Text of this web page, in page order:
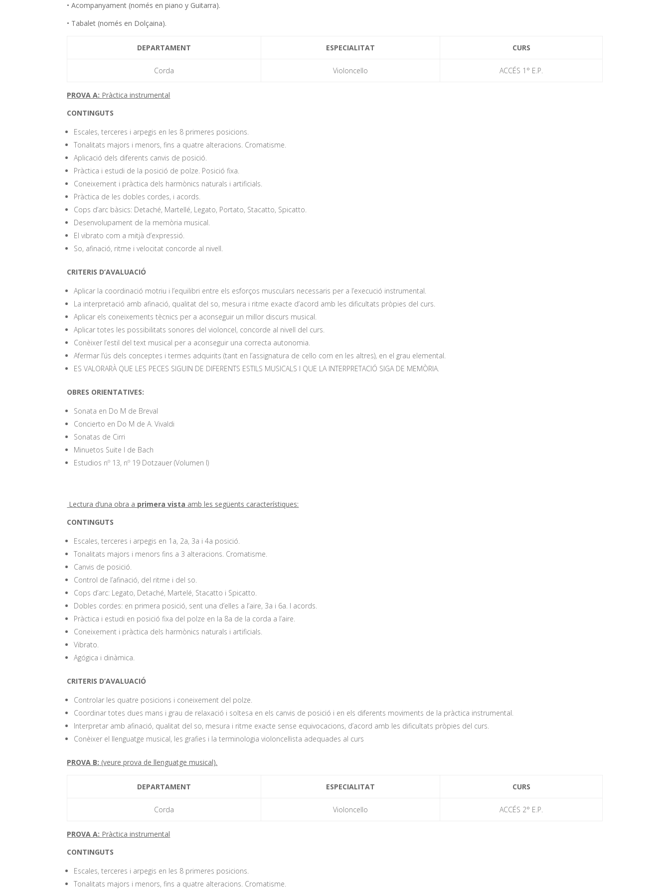
• Acompanyament (només en piano y Guitarra).
• Tabalet (només en Dolçaina).
DEPARTAMENT ESPECIALITAT CURS
Corda Violoncello ACCÉS 1° E.P.
PROVA A: Pràctica instrumental
CONTINGUTS
Escales, terceres i arpegis en les 8 primeres posicions.
Tonalitats majors i menors, fins a quatre alteracions. Cromatisme.
Aplicació dels diferents canvis de posició.
Pràctica i estudi de la posició de polze. Posició fixa.
Coneixement i pràctica dels harmònics naturals i artificials.
Pràctica de les dobles cordes, i acords.
Cops d’arc bàsics: Detaché, Martellé, Legato, Portato, Stacatto, Spicatto.
Desenvolupament de la memòria musical.
El vibrato com a mitjà d’expressió.
So, afinació, ritme i velocitat concorde al nivell.
CRITERIS D’AVALUACIÓ
Aplicar la coordinació motriu i l’equilibri entre els esforços musculars necessaris per a l’execució instrumental.
La interpretació amb afinació, qualitat del so, mesura i ritme exacte d’acord amb les dificultats pròpies del curs.
Aplicar els coneixements tècnics per a aconseguir un millor discurs musical.
Aplicar totes les possibilitats sonores del violoncel, concorde al nivell del curs.
Conèixer l’estil del text musical per a aconseguir una correcta autonomia.
Afermar l’ús dels conceptes i termes adquirits (tant en l’assignatura de cello com en les altres), en el grau elemental.
ES VALORARÀ QUE LES PECES SIGUIN DE DIFERENTS ESTILS MUSICALS I QUE LA INTERPRETACIÓ SIGA DE MEMÒRIA.
OBRES ORIENTATIVES:
Sonata en Do M de Breval
Concierto en Do M de A. Vivaldi
Sonatas de Cirri
Minuetos Suite I de Bach
Estudios nº 13, nº 19 Dotzauer (Volumen I)
Lectura d’una obra a primera vista amb les següents característiques:
CONTINGUTS
Escales, terceres i arpegis en 1a, 2a, 3a i 4a posició.
Tonalitats majors i menors fins a 3 alteracions. Cromatisme.
Canvis de posició.
Control de l’afinació, del ritme i del so.
Cops d’arc: Legato, Detaché, Martelé, Stacatto i Spicatto.
Dobles cordes: en primera posició, sent una d’elles a l’aire, 3a i 6a. I acords.
Pràctica i estudi en posició fixa del polze en la 8a de la corda a l’aire.
Coneixement i pràctica dels harmònics naturals i artificials.
Vibrato.
Agógica i dinàmica.
CRITERIS D’AVALUACIÓ
Controlar les quatre posicions i coneixement del polze.
Coordinar totes dues mans i grau de relaxació i soltesa en els canvis de posició i en els diferents moviments de la pràctica instrumental.
Interpretar amb afinació, qualitat del so, mesura i ritme exacte sense equivocacions, d’acord amb les dificultats pròpies del curs.
Conèixer el llenguatge musical, les grafies i la terminologia violoncel·lista adequades al curs
PROVA B: (veure prova de llenguatge musical).
DEPARTAMENT ESPECIALITAT CURS
Corda Violoncello ACCÉS 2° E.P.
PROVA A: Pràctica instrumental
CONTINGUTS
Escales, terceres i arpegis en les 8 primeres posicions.
Tonalitats majors i menors, fins a quatre alteracions. Cromatisme.